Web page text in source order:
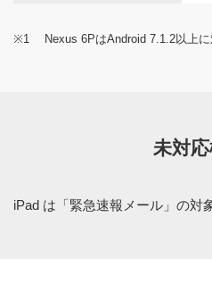
※1 Nexus 6PはAndroid 7.1.2以上に
未対
iPad は「緊急速報メール」の対